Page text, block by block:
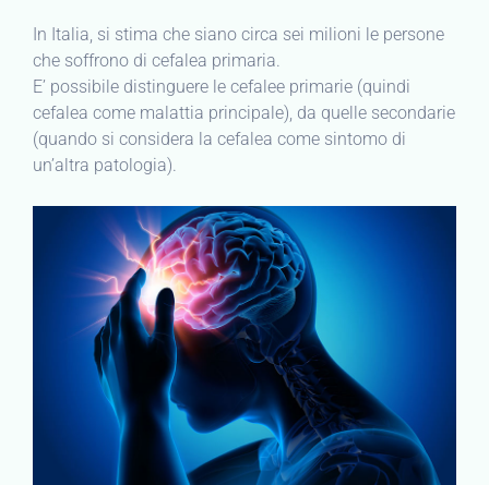
In Italia, si stima che siano circa sei milioni le persone
che soffrono di cefalea primaria.
E’ possibile distinguere le cefalee primarie (quindi
cefalea come malattia principale), da quelle secondarie
(quando si considera la cefalea come sintomo di
un’altra patologia).